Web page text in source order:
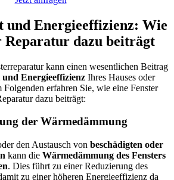
und Energieeffizienz: Wie
Reparatur dazu beiträgt
kann einen wesentlichen Beitrag
EnergieeffizienzIhres Hauses oder
Folgenden erfahren Sie, wie eine Fenster
dazu beiträgt:
der Wärmedämmung
den Austausch von beschädigten oder
kann die Wärmedämmung des Fensters
. Dies führt zu einer Reduzierung des
zu einer höheren Energieeffizienz da